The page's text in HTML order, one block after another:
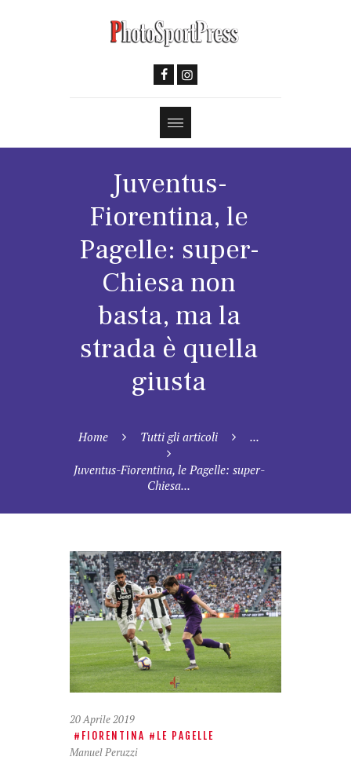
Juventus-
Fiorentina, le
Pagelle: super-
Chiesa non
basta, ma la
strada è quella
giusta
Home Tutti gli articoli ...
Juventus-Fiorentina, le Pagelle: super-
Chiesa...
20 Aprile 2019
FIORENTINA LE PAGELLE
Manuel Peruzzi